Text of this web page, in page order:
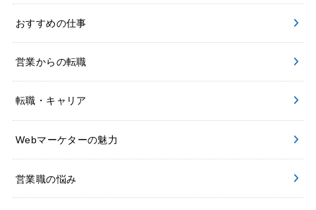
おすすめの仕事
営業からの転職
転職・キャリア
Webマーケターの魅力
営業職の悩み